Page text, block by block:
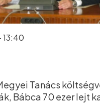
13:40
Tanács
Bábca 70 ezer lejt